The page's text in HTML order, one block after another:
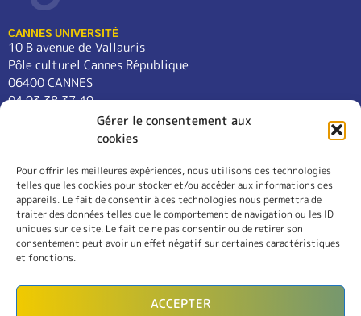
Gérer le consentement aux
cookies
Pour offrir les meilleures expériences, nous utilisons des technologies
telles que les cookies pour stocker et/ou accéder aux informations des
appareils. Le fait de consentir à ces technologies nous permettra de
traiter des données telles que le comportement de navigation ou les ID
uniques sur ce site. Le fait de ne pas consentir ou de retirer son
consentement peut avoir un effet négatif sur certaines caractéristiques
et fonctions.
ACCEPTER
CANNES UNIVERSITÉ
10 B avenue de Vallauris
Pôle culturel Cannes République
06400 CANNES
04 93 38 37 49
contact@cannes-universite.fr
COURS
LANGUES
CONFÉRENCES
SORTIES
L’ASSOCIATION